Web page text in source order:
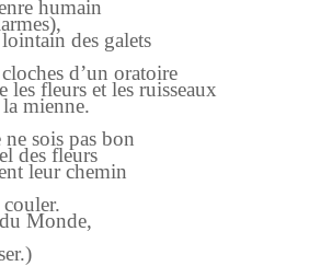
humain
des galets
d’un oratoire
les fleurs et les ruisseaux
mienne.
sois pas bon
des fleurs
leur chemin
Monde,